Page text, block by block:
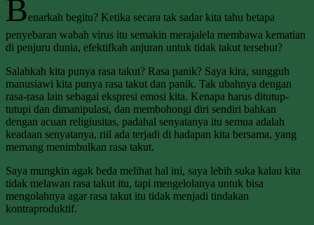
Benarkah begitu? Ketika secara tak sadar kita tahu betapa
penyebaran wabah virus itu semakin merajalela membawa kematian
di penjuru dunia, efektifkah anjuran untuk tidak takut tersebut?
Salahkah kita punya rasa takut? Rasa panik? Saya kira, sungguh
manusiawi kita punya rasa takut dan panik. Tak ubahnya dengan
rasa-rasa lain sebagai ekspresi emosi kita. Kenapa harus ditutup-
tutupi dan dimanipulasi, dan membohongi diri sendiri bahkan
dengan acuan religiusitas, padahal senyatanya itu semua adalah
keadaan senyatanya, riil ada terjadi di hadapan kita bersama, yang
memang menimbulkan rasa takut.
Saya mungkin agak beda melihat hal ini, saya lebih suka kalau kita
tidak melawan rasa takut itu, tapi mengelolanya untuk bisa
mengolahnya agar rasa takut itu tidak menjadi tindakan
kontraproduktif.